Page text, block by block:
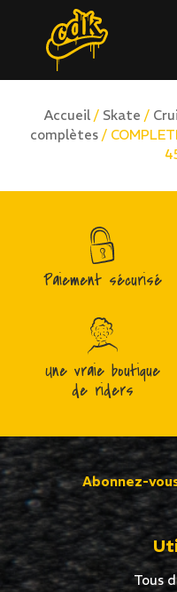
Accueil/ Skate /
complètes /
Paiement sécurisé
Une vraie boutique
de riders
Abonnez-
Tous